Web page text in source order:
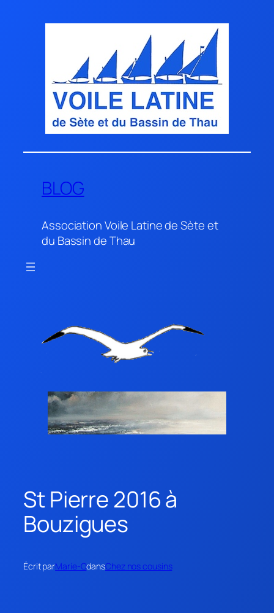
BLOG
Association Voile Latine de Sète et
du Bassin de Thau
St Pierre 2016 à
Bouzigues
Écrit parMarie-OdansChez nos cousins